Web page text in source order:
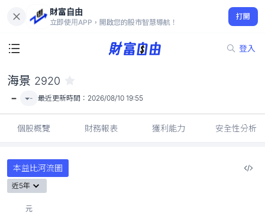
財富自由
立即使用APP，開啟您的股市智慧導航！
打開
登入
-
海景 2920
- - 最近更新時間： 2026/08/10 19:55
個股概覽 財務報表 獲利能力 安全性分析
本益比河流圖
近5年